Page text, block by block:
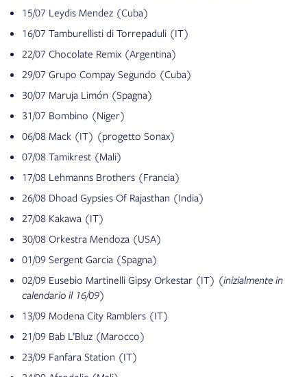
15/07 Leydis Mendez (Cuba)
16/07 Tamburellisti di Torrepaduli (IT)
22/07 Chocolate Remix (Argentina)
29/07 Grupo Compay Segundo (Cuba)
30/07 Maruja Limón (Spagna)
31/07 Bombino (Niger)
06/08 Mack (IT) (progetto Sonax)
07/08 Tamikrest (Mali)
17/08 Lehmanns Brothers (Francia)
26/08 Dhoad Gypsies Of Rajasthan (India)
27/08 Kakawa (IT)
30/08 Orkestra Mendoza (USA)
01/09 Sergent Garcia (Spagna)
02/09 Eusebio Martinelli Gipsy Orkestar (IT) (inizialmente in
calendario il 16/09)
13/09 Modena City Ramblers (IT)
21/09 Bab L’Bluz (Marocco)
23/09 Fanfara Station (IT)